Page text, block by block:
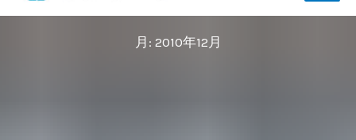
月: 2010年12月